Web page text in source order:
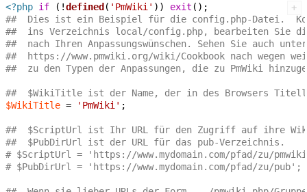
<?php if (!defined ( 'PmWiki' )) exit
##  Dies ist ein Beispiel für die config.php-Datei.
##  ins Verzeichnis local/config.php, bearbeiten Sie
##  nach Ihren Anpassungswünschen. Sehen Sie auch
##  https://www.pmwiki.org/wiki/Cookbook nach wegen
##  zu den Typen der Anpassungen, die zu PmWiki
##  $WikiTitle ist der Name, der in des Browsers
$WikiTitle = 'PmWiki' ;
##  $ScriptUrl ist Ihr URL für den Zugriff auf ihre
##  $PubDirUrl ist der URL für das pub-Verzeichnis.
# $ScriptUrl = 'https://www.mydomain.com/pfad/zu/
# $PubDirUrl = 'https://www.mydomain.com/pfad/zu/pub';